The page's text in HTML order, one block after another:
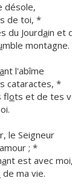
désole,
de toi, *
du Jourdain et
mble montagne.
ant l'abîme
cataractes, *
flots et de tes
r, le Seigneur
; *
ant est avec moi,
de ma vie.